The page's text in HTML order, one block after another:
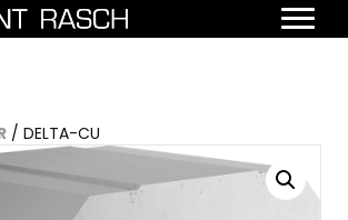
/ DELTA-CU